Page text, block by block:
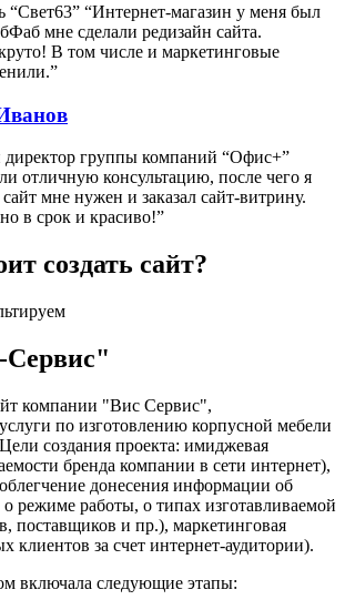
“Свет63” “Интернет-магазин у меня был
мне сделали редизайн сайта.
В том числе и маркетинговые
директор группы компаний “Офис+”
отличную консультацию, после чего я
мне нужен и заказал сайт-витрину.
в срок и красиво!”
создать сайт?
компании "Вис Сервис",
по изготовлению корпусной мебели
создания проекта: имиджевая
бренда компании в сети интернет),
донесения информации об
режиме работы, о типах изготавливаемой
поставщиков и пр.), маркетинговая
клиентов за счет интернет-аудитории).
включала следующие этапы: